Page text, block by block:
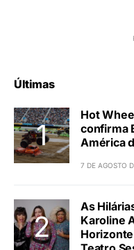
Últimas
Hot
confirma
América
7 DE AGOSTO
As
Karoline